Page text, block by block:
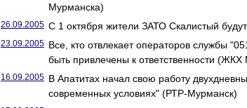
Мурманска)
26.09.2005 С 1 октября жители ЗАТО Скалистый
23.09.2005 Все, кто отвлекает операторов службы
быть привлечены к ответственности
16.09.2005 В Апатитах начал свою работу
современных условиях" (РТР-Мурманск)